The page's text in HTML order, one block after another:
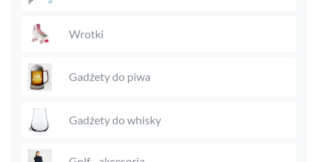
Wrotki
Gadżety do piwa
Gadżety do whisky